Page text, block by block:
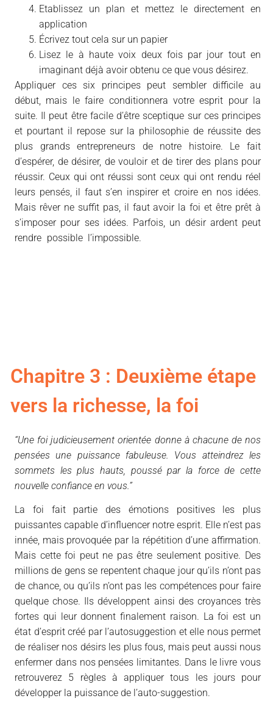
Etablissez un plan et mettez le directement en
application
Écrivez tout cela sur un papier
Lisez le à haute voix deux fois par jour tout en
imaginant déjà avoir obtenu ce que vous désirez.
Appliquer ces six principes peut sembler difficile au
début, mais le faire conditionnera votre esprit pour la
suite. Il peut être facile d’être sceptique sur ces principes
et pourtant il repose sur la philosophie de réussite des
plus grands entrepreneurs de notre histoire. Le fait
d’espérer, de désirer, de vouloir et de tirer des plans pour
réussir. Ceux qui ont réussi sont ceux qui ont rendu réel
leurs pensés, il faut s’en inspirer et croire en nos idées.
Mais rêver ne suffit pas, il faut avoir la foi et être prêt à
s’imposer pour ses idées. Parfois, un désir ardent peut
rendre possible l’impossible.
Chapitre 3 : Deuxième étape
vers la richesse, la foi
“Une foi judicieusement orientée donne à chacune de nos
pensées une puissance fabuleuse. Vous atteindrez les
sommets les plus hauts, poussé par la force de cette
nouvelle confiance en vous.”
La foi fait partie des émotions positives les plus
puissantes capable d’influencer notre esprit. Elle n’est pas
innée, mais provoquée par la répétition d’une affirmation.
Mais cette foi peut ne pas être seulement positive. Des
millions de gens se repentent chaque jour qu’ils n’ont pas
de chance, ou qu’ils n’ont pas les compétences pour faire
quelque chose. Ils développent ainsi des croyances très
fortes qui leur donnent finalement raison. La foi est un
état d’esprit créé par l’autosuggestion et elle nous permet
de réaliser nos désirs les plus fous, mais peut aussi nous
enfermer dans nos pensées limitantes. Dans le livre vous
retrouverez 5 règles à appliquer tous les jours pour
développer la puissance de l’auto-suggestion.